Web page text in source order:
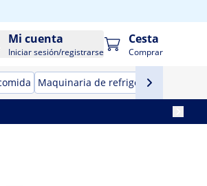
Mi cuenta
Iniciar sesión/registrarse
Cesta
Comprar
Maquinaria de refrigeración para